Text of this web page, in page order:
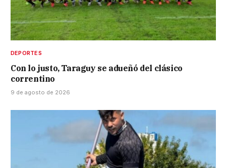
DEPORTES
Con lo justo, Taraguy se adueñó del clásico
correntino
9 de agosto de 2026